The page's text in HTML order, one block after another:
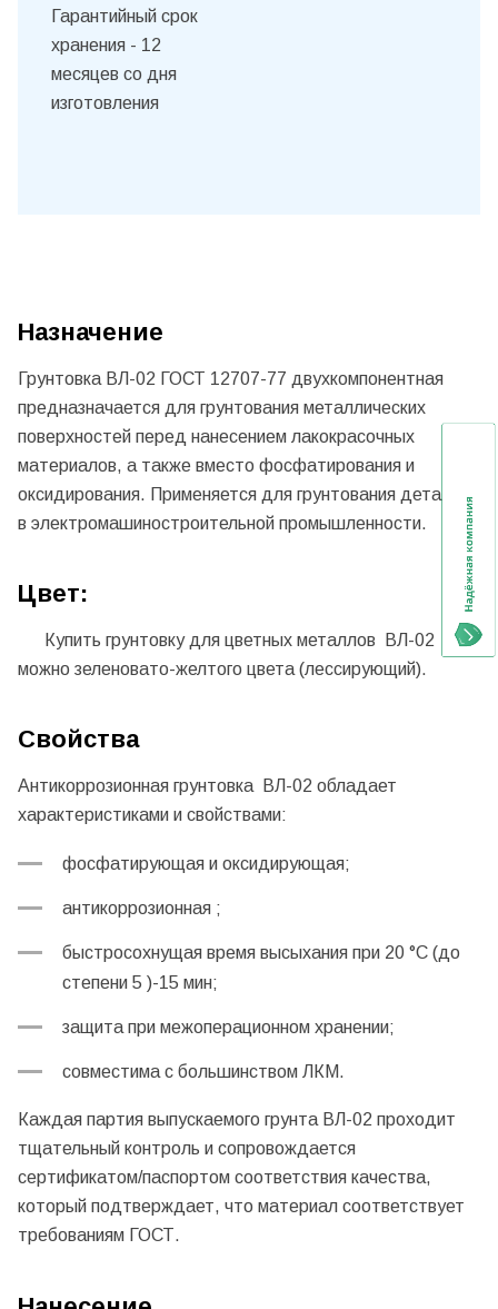
Гарантийный срок
хранения - 12
месяцев со дня
изготовления
Назначение
Грунтовка ВЛ-02 ГОСТ 12707-77 двухкомпонентная
предназначается для грунтования металлических
поверхностей перед нанесением лакокрасочных
материалов, а также вместо фосфатирования и
оксидирования. Применяется для грунтования деталей
в электромашиностроительной промышленности.
Цвет:
Купить грунтовку для цветных металлов ВЛ-02
можно зеленовато-желтого цвета (лессирующий).
Свойства
Антикоррозионная грунтовка ВЛ-02 обладает
характеристиками и свойствами:
фосфатирующая и оксидирующая;
антикоррозионная ;
быстросохнущая время высыхания при 20 °С (до
степени 5 )-15 мин;
защита при межоперационном хранении;
совместима с большинством ЛКМ.
Каждая партия выпускаемого грунта ВЛ-02 проходит
тщательный контроль и сопровождается
сертификатом/паспортом соответствия качества,
который подтверждает, что материал соответствует
требованиям ГОСТ.